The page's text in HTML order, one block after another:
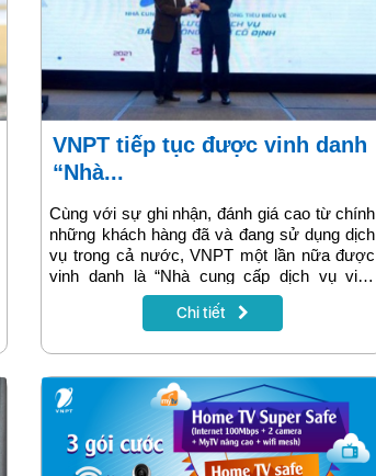
VNPT tiếp tục được vinh danh
“Nhà...
Cùng với sự ghi nhận, đánh giá cao từ chính
những khách hàng đã và đang sử dụng dịch
vụ trong cả nước, VNPT một lần nữa được
vinh danh là “Nhà cung cấp dịch vụ viễn
thông tiêu biểu về Chất lượng Dịch vụ Băng
thông rộng cố định” đến từ World Mobile
Chi tiết